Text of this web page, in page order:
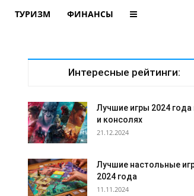
ТУРИЗМ ФИНАНСЫ
Интересные рейтинги:
Лучшие игры 2024 года
и консолях
21.12.2024
Лучшие настольные
2024 года
11.11.2024